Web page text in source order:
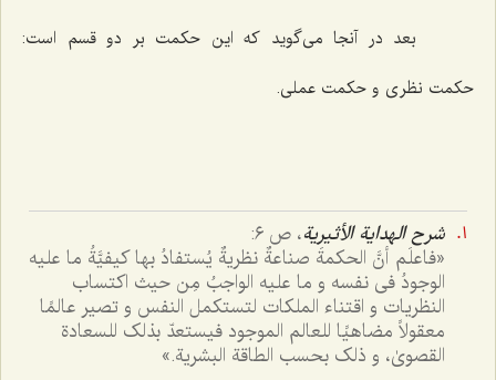
بعد در آنجا می‌گوید که این حکمت بر دو قسم است:
حکمت نظری و حکمت عملی.
شرح الهدایة الأثیریة، ص ٦:
«فاعلَم أنَّ الحکمةَ صناعةٌ نظریةٌ یُستفادُ بها کیفیَّةُ ما علیه
الوجودُ فی نفسه و ما علیه الواجبُ مِن حیث اکتساب
النظریات و اقتناء الملکات لتستکمل النفس و تصیر عالمًا
معقولاً مضاهیًا للعالم الموجود فیستعدّ بذلک للسعادة
القصویٰ، و ذلک بحسب الطاقة البشریة.»